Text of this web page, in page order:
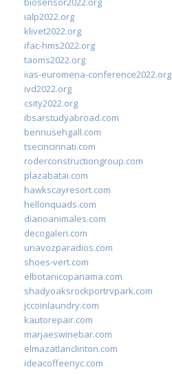
ialp2022.org
klivet2022.org
ifac-hms2022.org
taoms2022.org
iias-euromena-conference2022.org
ivd2022.org
csity2022.org
ibsarstudyabroad.com
bennusehgall.com
tsecincinnati.com
roderconstructiongroup.com
plazabatai.com
hawkscayresort.com
hellonquads.com
diarioanimales.com
decogaleri.com
unavozparadios.com
shoes-vert.com
elbotanicopanama.com
shadyoaksrockportrvpark.com
jccoinlaundry.com
kautorepair.com
marjaeswinebar.com
elmazatlanclinton.com
ideacoffeenyc.com